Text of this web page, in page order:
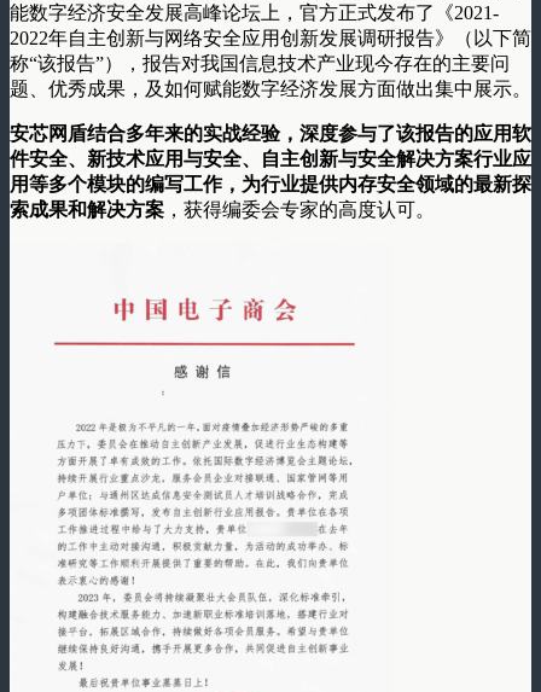
能数字经济安全发展高峰论坛上，官方正式发布了《2021-
2022年自主创新与网络安全应用创新发展调研报告》（以下简
称“该报告”），报告对我国信息技术产业现今存在的主要问
题、优秀成果，及如何赋能数字经济发展方面做出集中展示。
安芯网盾结合多年来的实战经验，深度参与了该报告的应用软
件安全、新技术应用与安全、自主创新与安全解决方案行业应
用等多个模块的编写工作，为行业提供内存安全领域的最新探
索成果和解决方案 ，获得编委会专家的高度认可。